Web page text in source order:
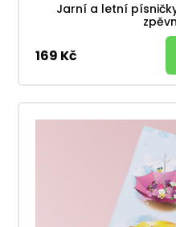
Jarní a letní
169 Kč